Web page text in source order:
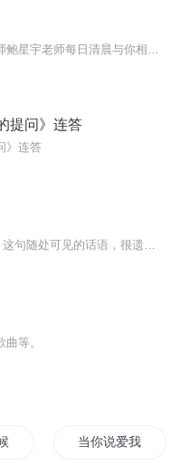
提问》连答
》连答
等。
当你说爱我的时候